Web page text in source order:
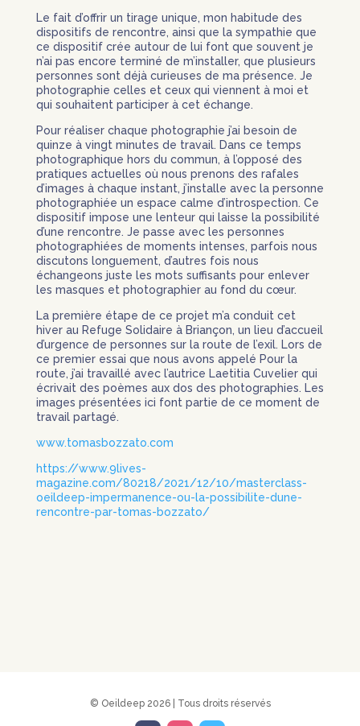
Le fait d’offrir un tirage unique, mon habitude des
dispositifs de rencontre, ainsi que la sympathie que
ce dispositif crée autour de lui font que souvent je
n’ai pas encore terminé de m’installer, que plusieurs
personnes sont déjà curieuses de ma présence. Je
photographie celles et ceux qui viennent à moi et
qui souhaitent participer à cet échange.
Pour réaliser chaque photographie j’ai besoin de
quinze à vingt minutes de travail. Dans ce temps
photographique hors du commun, à l’opposé des
pratiques actuelles où nous prenons des rafales
d’images à chaque instant, j’installe avec la personne
photographiée un espace calme d’introspection. Ce
dispositif impose une lenteur qui laisse la possibilité
d’une rencontre. Je passe avec les personnes
photographiées de moments intenses, parfois nous
discutons longuement, d’autres fois nous
échangeons juste les mots suffisants pour enlever
les masques et photographier au fond du cœur.
La première étape de ce projet m’a conduit cet
hiver au Refuge Solidaire à Briançon, un lieu d’accueil
d’urgence de personnes sur la route de l’exil. Lors de
ce premier essai que nous avons appelé Pour la
route, j’ai travaillé avec l’autrice Laetitia Cuvelier qui
écrivait des poèmes aux dos des photographies. Les
images présentées ici font partie de ce moment de
travail partagé.
www.tomasbozzato.com
https://www.9lives-
magazine.com/80218/2021/12/10/masterclass-
oeildeep-impermanence-ou-la-possibilite-dune-
rencontre-par-tomas-bozzato/
© Oeildeep 2026 | Tous droits réservés